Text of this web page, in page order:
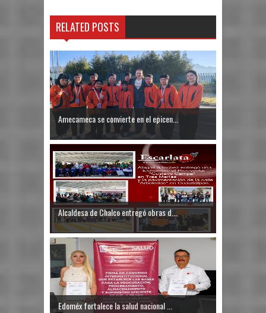
RELATED POSTS
Amecameca se convierte en el epicen...
Alcaldesa de Chalco entregó obras d...
Edoméx fortalece la salud nacional ...